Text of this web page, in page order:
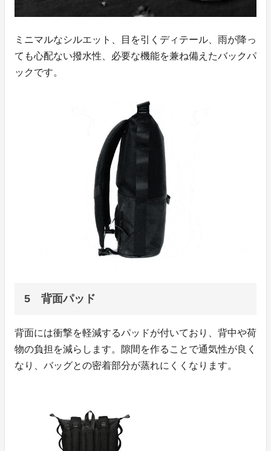
ミニマルなシルエット、目を引くディテール、雨が降っ
ても心配ない撥水性、必要な機能を兼ね備えたバックパ
ックです。
5 背面パッド
背面には衝撃を軽減するパッドが付いており、背中や荷
物の負担を減らします。隙間を作ることで通気性が良く
なり、バッグとの密着部分が蒸れにくくなります。